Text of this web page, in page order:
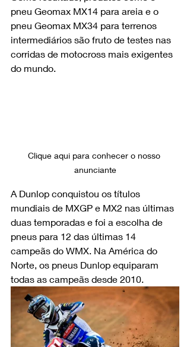
pneu Geomax MX14 para areia e o
pneu Geomax MX34 para terrenos
intermediários são fruto de testes nas
corridas de motocross mais exigentes
do mundo.
Clique aqui para conhecer o nosso
anunciante
A Dunlop conquistou os títulos
mundiais de MXGP e MX2 nas últimas
duas temporadas e foi a escolha de
pneus para 12 das últimas 14
campeãs do WMX. Na América do
Norte, os pneus Dunlop equiparam
todas as campeãs desde 2010.